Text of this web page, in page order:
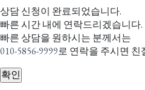
상담 신청이 완료되었습니다.
빠른 시간 내에 연락드리겠습니다.
빠른 상담을 원하시는 분께서는
010-5856-9999로 연락을 주시면
확인